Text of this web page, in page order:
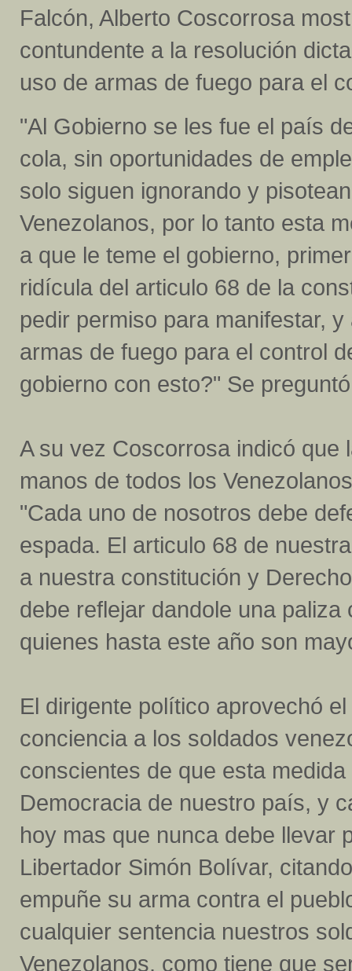
Falcón, Alberto Coscorrosa
contundente a la resolución
uso de armas de fuego para el
"Al Gobierno se les fue el país
cola, sin oportunidades de
solo siguen ignorando y
Venezolanos, por lo tanto esta
a que le teme el gobierno,
ridícula del articulo 68 de la
pedir permiso para manifestar,
armas de fuego para el control
gobierno con esto?" Se
A su vez Coscorrosa indicó que
manos de todos los
"Cada uno de nosotros debe
espada. El articulo 68 de
a nuestra constitución y
debe reflejar dandole una
quienes hasta este año son
El dirigente político aprovechó
conciencia a los soldados
conscientes de que esta
Democracia de nuestro país, y
hoy mas que nunca debe llevar
Libertador Simón Bolívar,
empuñe su arma contra el
cualquier sentencia nuestros
Venezolanos, como tiene que